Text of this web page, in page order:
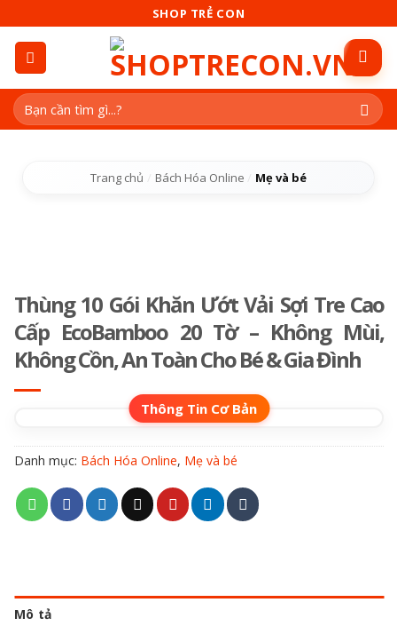
content
SHOP TRẺ CON
Tìm
kiếm:
Trang chủ Bách Hóa Online Mẹ và bé
Thùng 10 Gói Khăn Ướt Vải Sợi Tre Cao
Cấp EcoBamboo 20 Tờ – Không Mùi,
Không Cồn, An Toàn Cho Bé & Gia Đình
Danh mục: Bách Hóa Online, Mẹ và bé
Mô tả